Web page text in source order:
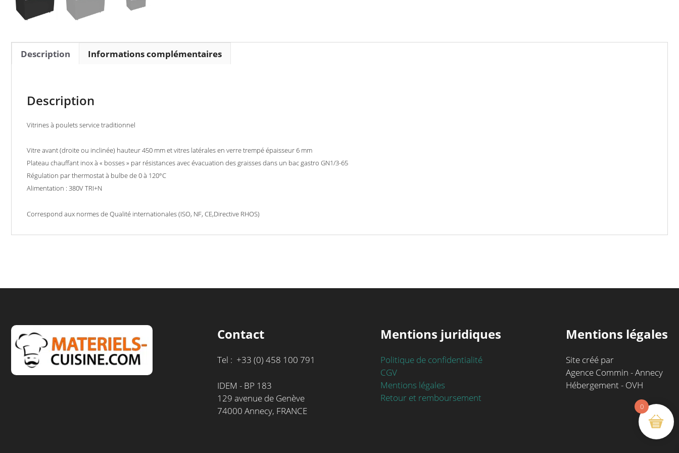
Description Informations complémentaires
Description
Vitrines à poulets service traditionnel
Vitre avant (droite ou inclinée) hauteur 450 mm et vitres latérales en verre trempé épaisseur 6 mm
Plateau chauffant inox à « bosses » par résistances avec évacuation des graisses dans un bac gastro GN1/3-65
Régulation par thermostat à bulbe de 0 à 120°C
Alimentation : 380V TRI+N
Correspond aux normes de Qualité internationales (ISO, NF, CE,Directive RHOS)
Contact
Tel : +33 (0) 458 100 791
IDEM - BP 183
129 avenue de Genève
74000 Annecy, FRANCE
Mentions juridiques
Politique de confidentialité
CGV
Mentions légales
Retour et remboursement
Mentions légales
Site créé par
Agence Commin - Annecy
Hébergement - OVH
0